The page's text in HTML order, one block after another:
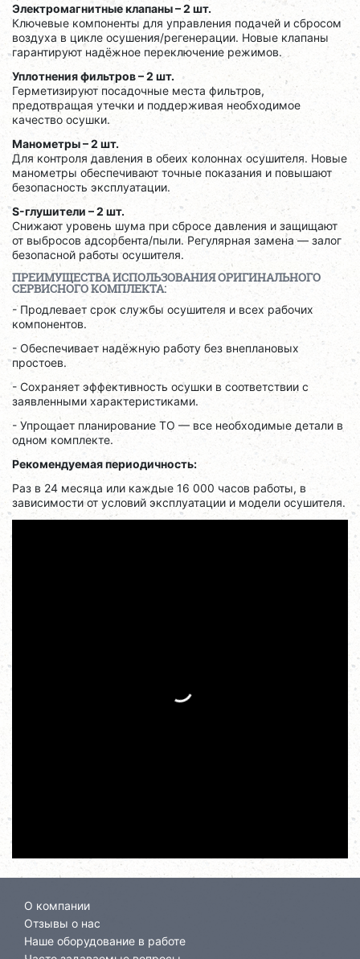
Электромагнитные клапаны – 2 шт.
Ключевые компоненты для управления подачей и сбросом
воздуха в цикле осушения/регенерации. Новые клапаны
гарантируют надёжное переключение режимов.
Уплотнения фильтров – 2 шт.
Герметизируют посадочные места фильтров,
предотвращая утечки и поддерживая необходимое
качество осушки.
Манометры – 2 шт.
Для контроля давления в обеих колоннах осушителя. Новые
манометры обеспечивают точные показания и повышают
безопасность эксплуатации.
S-глушители – 2 шт.
Снижают уровень шума при сбросе давления и защищают
от выбросов адсорбента/пыли. Регулярная замена — залог
безопасной работы осушителя.
ПРЕИМУЩЕСТВА ИСПОЛЬЗОВАНИЯ ОРИГИНАЛЬНОГО
СЕРВИСНОГО КОМПЛЕКТА:
- Продлевает срок службы осушителя и всех рабочих
компонентов.
- Обеспечивает надёжную работу без внеплановых
простоев.
- Сохраняет эффективность осушки в соответствии с
заявленными характеристиками.
- Упрощает планирование ТО — все необходимые детали в
одном комплекте.
Рекомендуемая периодичность:
Раз в 24 месяца или каждые 16 000 часов работы, в
зависимости от условий эксплуатации и модели осушителя.
О компании
Отзывы о нас
Наше оборудование в работе